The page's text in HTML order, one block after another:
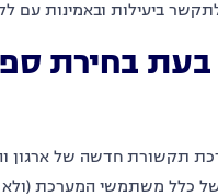
ביעילות ובאמינות עם
בעת בחירת
תקשורת חדשה של ארגון
כלל משתמשי המערכת (ולא